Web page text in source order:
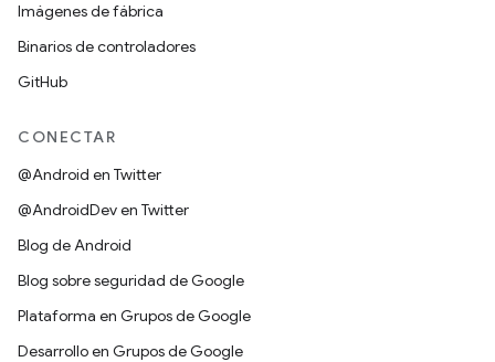
Imágenes de fábrica
Binarios de controladores
GitHub
CONECTAR
@Android en Twitter
@AndroidDev en Twitter
Blog de Android
Blog sobre seguridad de Google
Plataforma en Grupos de Google
Desarrollo en Grupos de Google